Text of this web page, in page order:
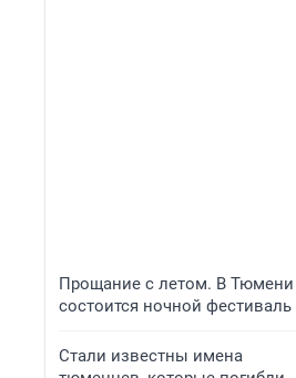
Прощание с летом. В Тюмени
состоится ночной фестиваль
Стали известны имена